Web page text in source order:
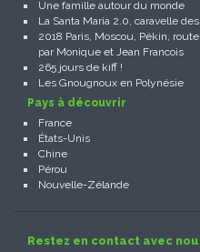
Une famille autour du monde
La Santa Maria 2.0, caravelle
2018 Paris, Moscou, Pékin,
par Monique et Jean Francois
265 jours de kiff !
Les Gnougnoux en Polynésie
Pays à découvrir
France
États-Unis
Chine
Pérou
Nouvelle-Zélande
Restez en contact avec